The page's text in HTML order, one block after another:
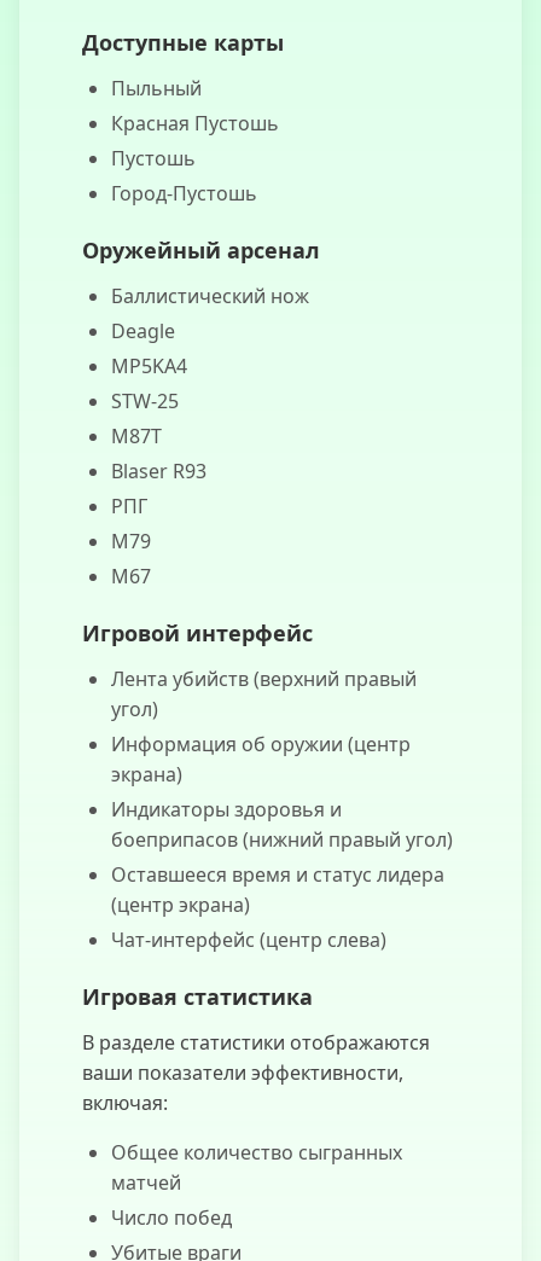
Доступные карты
Пыльный
Красная Пустошь
Пустошь
Город-Пустошь
Оружейный арсенал
Баллистический нож
Deagle
MP5KA4
STW-25
M87T
Blaser R93
РПГ
M79
M67
Игровой интерфейс
Лента убийств (верхний правый
угол)
Информация об оружии (центр
экрана)
Индикаторы здоровья и
боеприпасов (нижний правый угол)
Оставшееся время и статус лидера
(центр экрана)
Чат-интерфейс (центр слева)
Игровая статистика
В разделе статистики отображаются
ваши показатели эффективности,
включая:
Общее количество сыгранных
матчей
Число побед
Убитые враги